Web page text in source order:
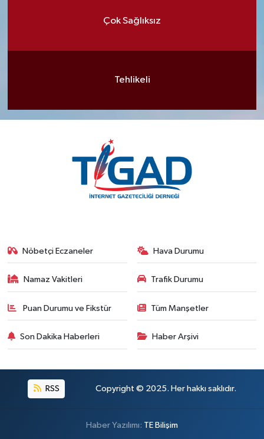
Çok Sağlıksız
Tehlikeli
Nöbetçi Eczaneler Hava Durumu
Namaz Vakitleri Trafik Durumu
Puan Durumu ve Fikstür Tüm Manşetler
Son Dakika Haberleri Haber Arşivi
RSS Copyright © 2025. Her hakkı saklıdır.
Haber Yazılımı: TE Bilişim